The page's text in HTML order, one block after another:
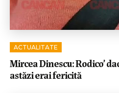
ACTUALITATE
Mircea Dinescu: Rodico’
astăzi erai fericită